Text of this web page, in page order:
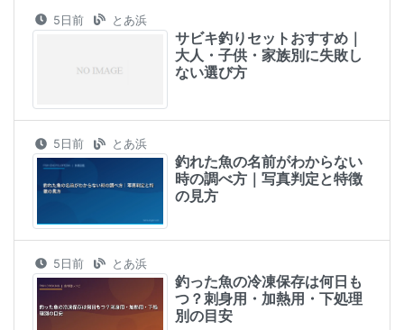
5日前 とあ浜
サビキ釣りセットおすすめ｜
大人・子供・家族別に失敗し
ない選び方
5日前 とあ浜
釣れた魚の名前がわからない
時の調べ方｜写真判定と特徴
の見方
5日前 とあ浜
釣った魚の冷凍保存は何日も
つ？刺身用・加熱用・下処理
別の目安